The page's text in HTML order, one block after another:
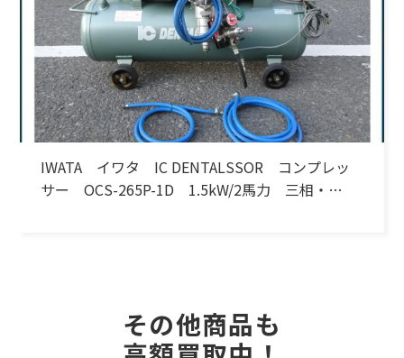
IWATA イワタ IC DENTALSSOR コンプレッ
サー OCS-265P-1D 1.5kW/2馬力 三相・
その他商品も